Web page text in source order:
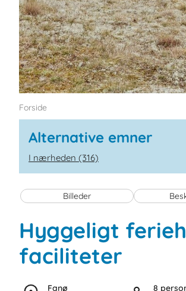
Forside
Alternative emner
I nærheden (316)
Billeder
Hyggeligt
faciliteter
Fanø
8